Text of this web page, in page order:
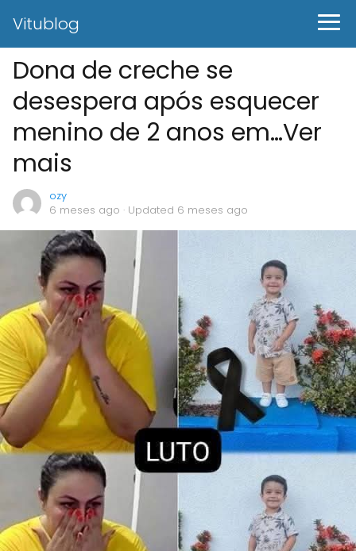
Vitublog
Dona de creche se
desespera após esquecer
menino de 2 anos em…Ver
mais
ozy
6 meses ago · Updated 6 meses ago